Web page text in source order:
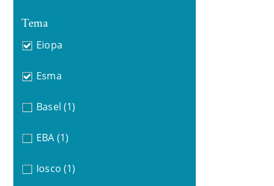
Tema
Eiopa
Esma
Basel (1)
EBA (1)
Iosco (1)